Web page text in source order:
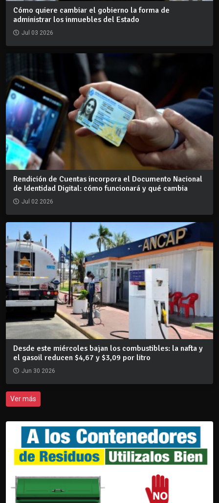
Cómo quiere cambiar el gobierno la forma de
administrar los inmuebles del Estado
Jul 03 2026
Rendición de Cuentas incorpora el Documento Nacional
de Identidad Digital: cómo funcionará y qué cambia
Jul 02 2026
Desde este miércoles bajan los combustibles: la nafta y
el gasoil reducen $4,67 y $3,09 por litro
Jun 30 2026
Ver más